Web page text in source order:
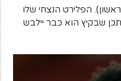
הראשון). הפלירט הנצחי שלו
שבקיץ הוא כבר יילבש